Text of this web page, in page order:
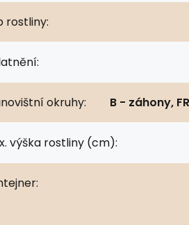
rostliny:
okruhy: B - záhony,
výška rostliny (cm):